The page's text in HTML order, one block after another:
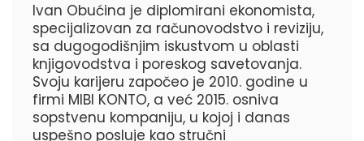
Ivan Obućina je diplomirani ekonomista,
specijalizovan za računovodstvo i reviziju,
sa dugogodišnjim iskustvom u oblasti
knjigovodstva i poreskog savetovanja.
Svoju karijeru započeo je 2010. godine u
firmi MIBI KONTO, a već 2015. osniva
sopstvenu kompaniju, u kojoj i danas
uspešno posluje kao stručni